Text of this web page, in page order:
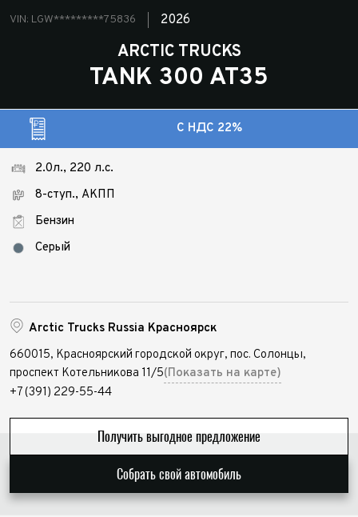
VIN: LGW*********75836 2026
ARCTIC TRUCKS
TANK 300 AT35
С НДС 22%
2.0л., 220 л.с.
8-ступ., АКПП
Бензин
Серый
Arctic Trucks Russia Красноярск
660015, Красноярский городской округ, пос. Солонцы,
проспект Котельникова 11/5(Показать на карте)
+7 (391) 229-55-44
Получить выгодное предложение
Собрать свой автомобиль